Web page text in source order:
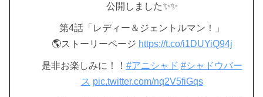
公開しました✨✨
第4話「レディー＆ジェントルマン！」
🌎ストーリーページ https://t.co/i1DUYiQ94j
是非お楽しみに！！ #アニシャド #シャドウバー
ス pic.twitter.com/nq2V5fiGqs